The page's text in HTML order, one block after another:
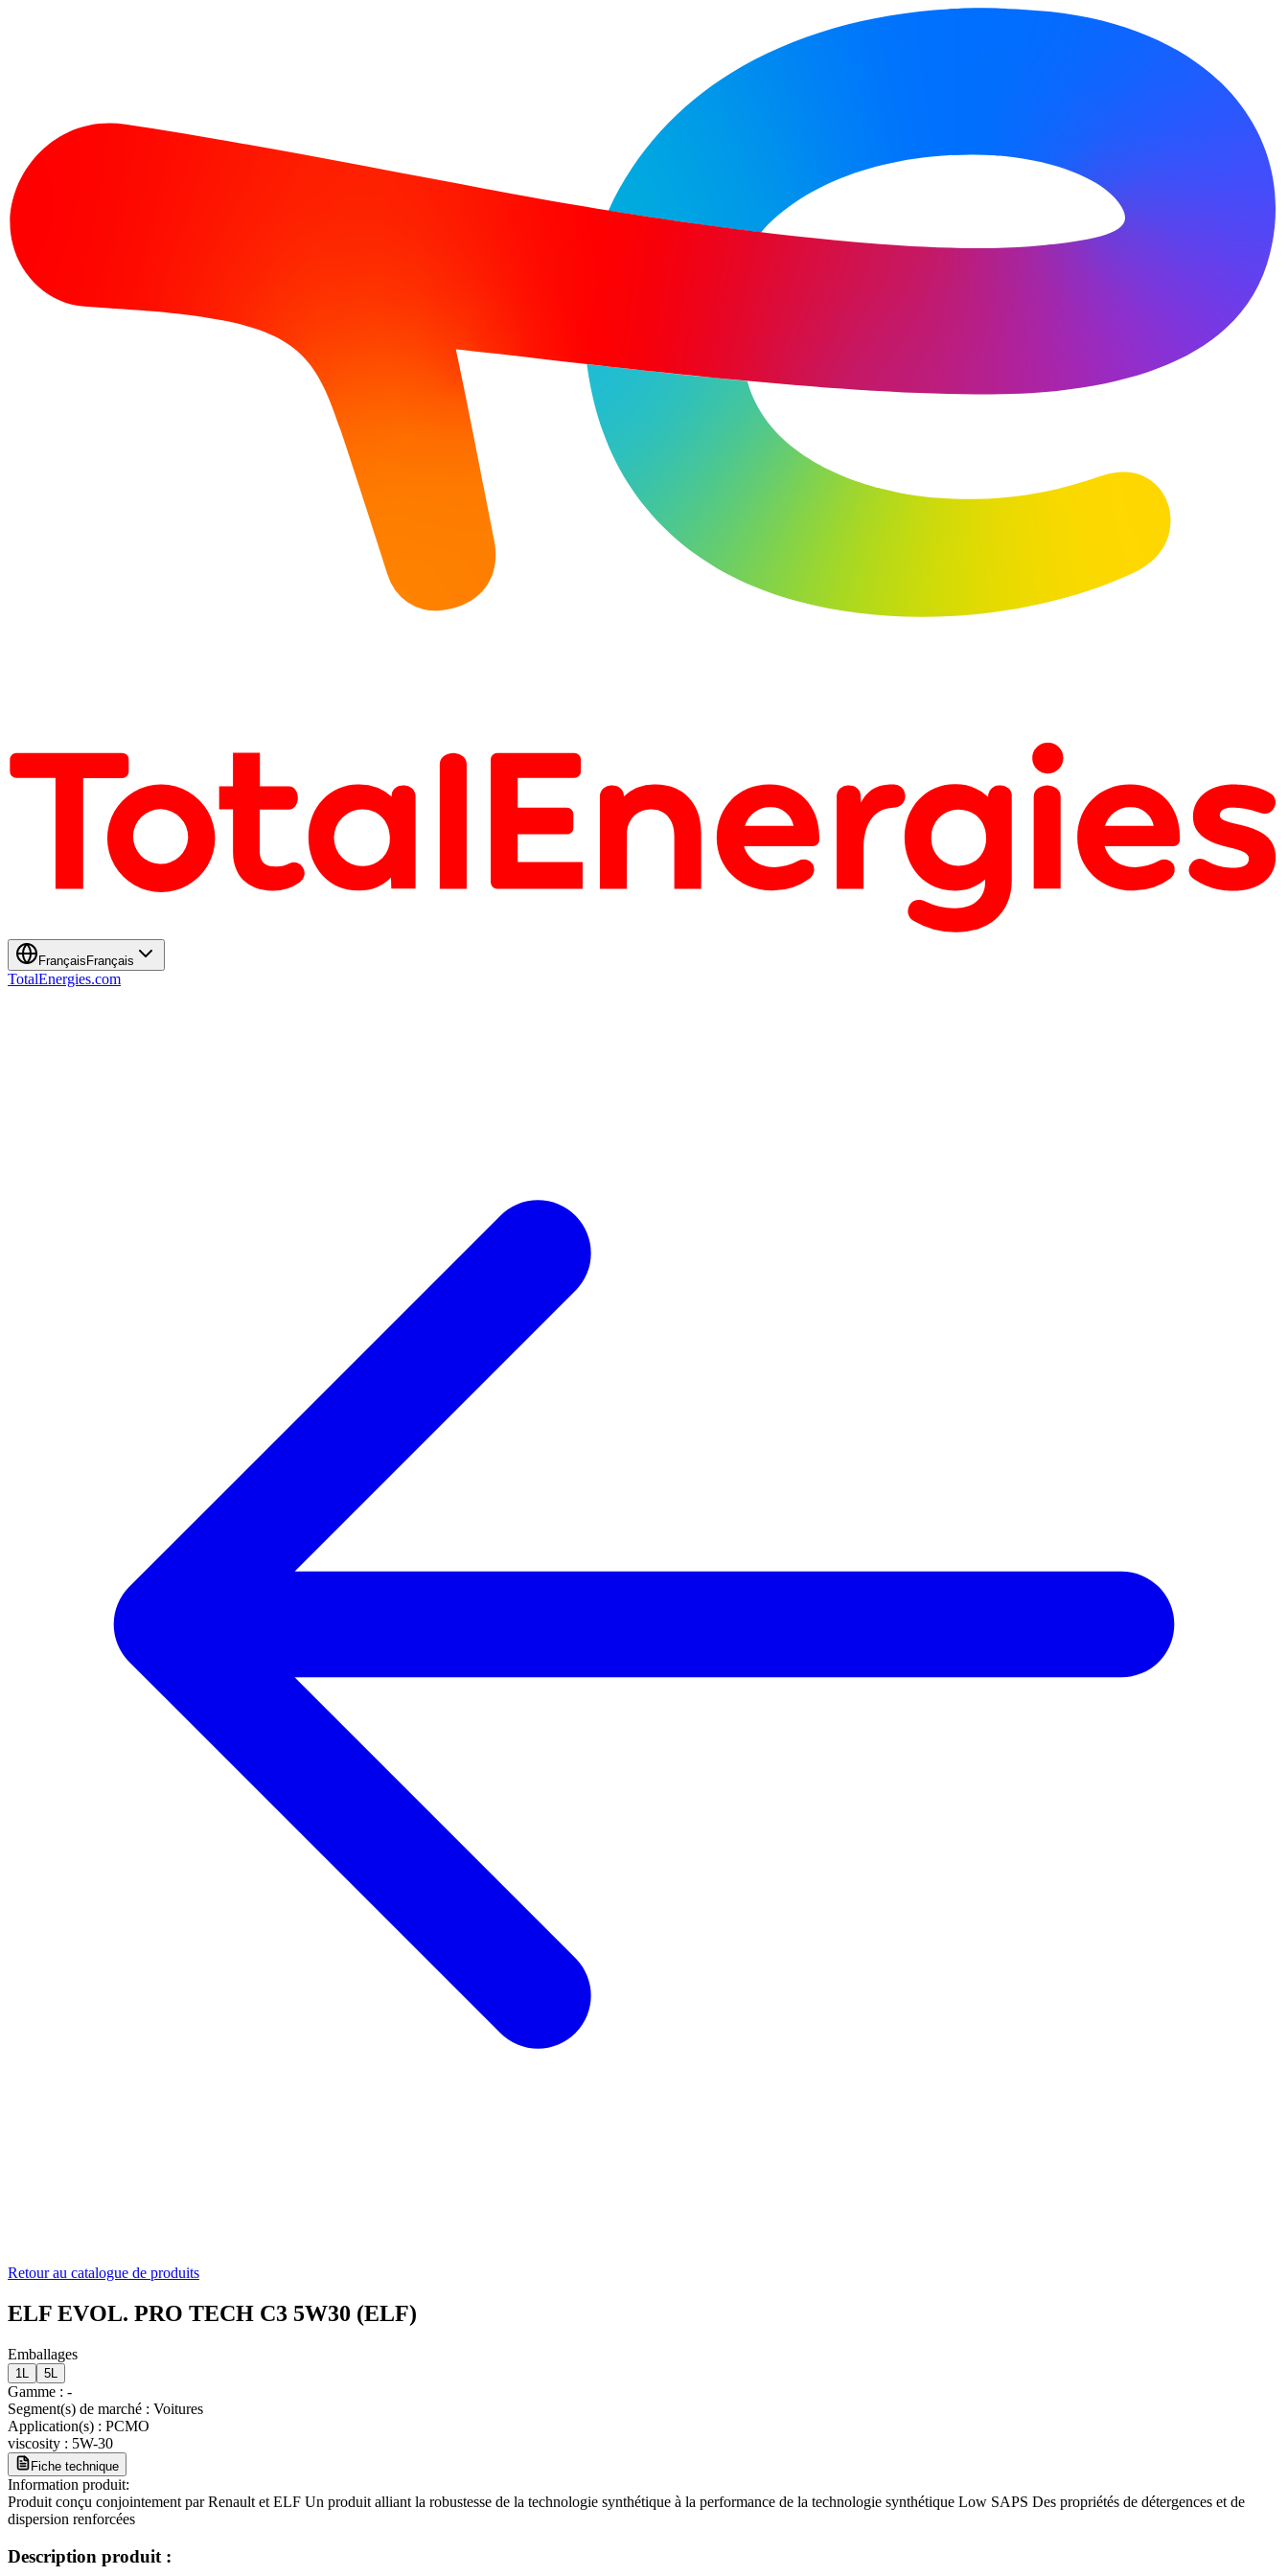
Français Français
TotalEnergies.com
Retour au catalogue de produits
ELF EVOL. PRO TECH C3 5W30 (ELF)
Emballages
1L 5L
Gamme : -
Segment(s) de marché : Voitures
Application(s) : PCMO
viscosity : 5W-30
Fiche technique
Information produit:
Produit conçu conjointement par Renault et ELF Un produit alliant la robustesse de la technologie synthétique à la performance de la technologie synthétique Low SAPS Des propriétés de détergences et de
dispersion renforcées
Description produit :